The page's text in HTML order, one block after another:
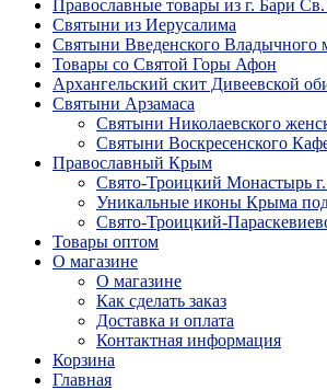
Православные товары из г. Бари
Святыни из Иерусалима
Святыни Введенского Владычного
Товары со Святой Горы Афон
Архангельский скит Дивеевской
Святыни Арзамаса
Святыни Николаевского
Святыни Воскресенского
Православный Крым
Свято-Троицкий Монастырь
Уникальные иконы Крыма под
Свято-Троицкий-
Товары оптом
О магазине
О магазине
Как сделать заказ
Доставка и оплата
Контактная информация
Корзина
Главная